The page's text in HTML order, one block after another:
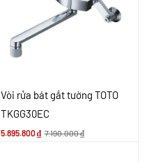
Vòi rửa bát gắt tường TOTO
TKGG30EC
5.895.800₫ 7.190.000₫